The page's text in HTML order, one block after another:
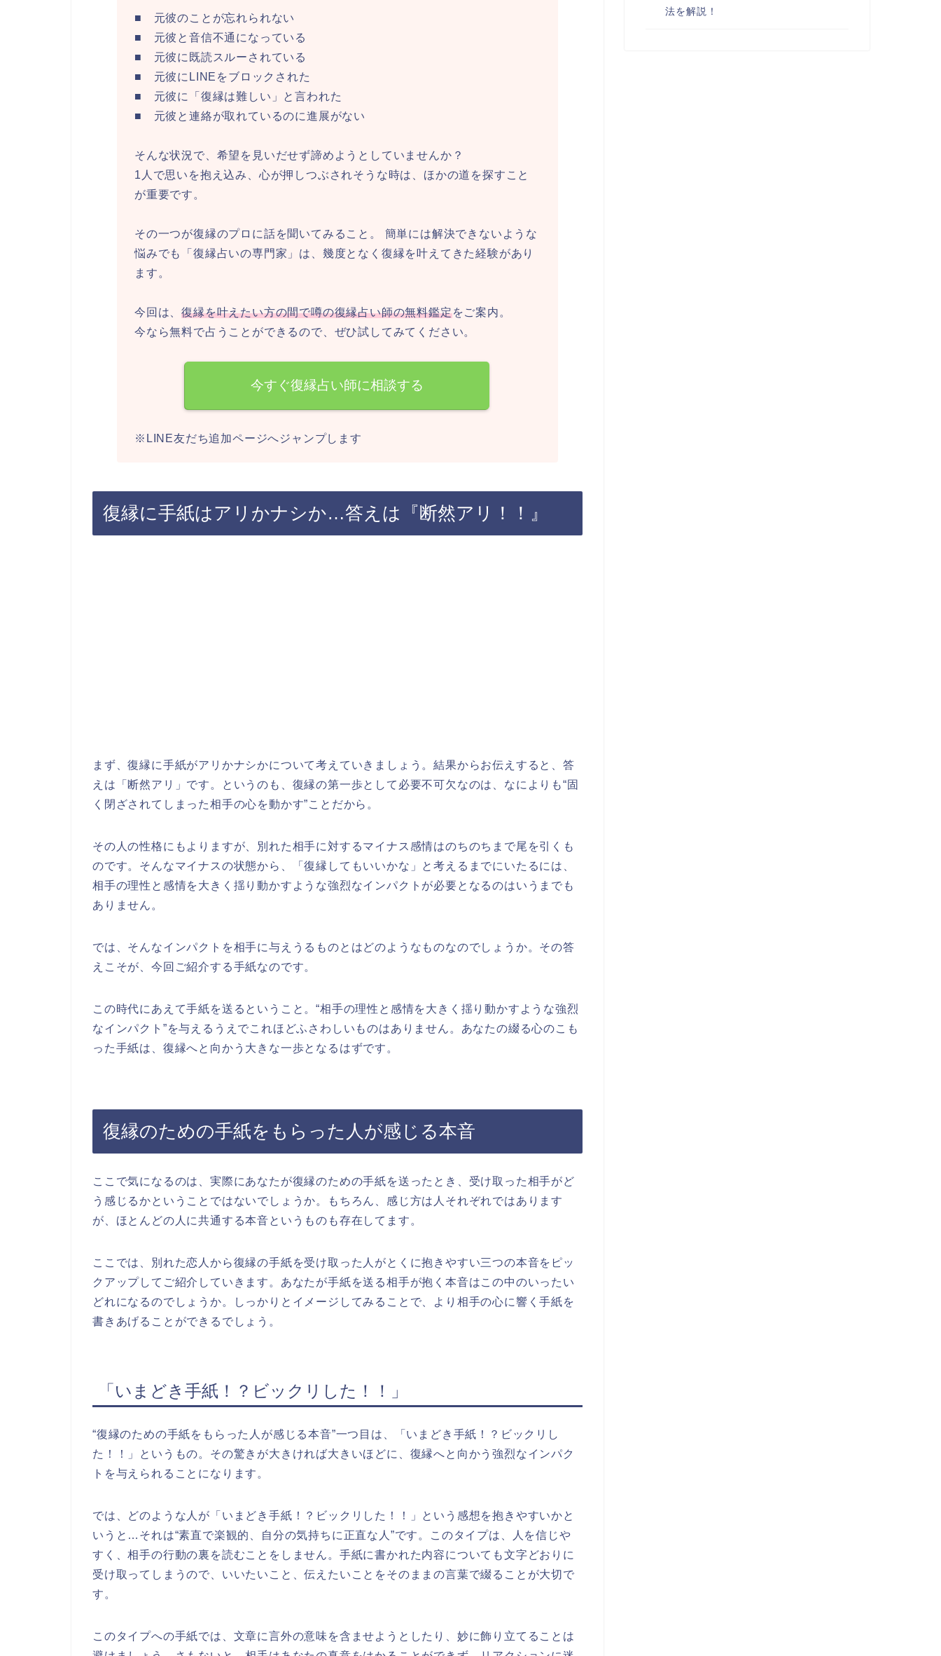
■ 元彼のことが忘れられない
■ 元彼と音信不通になっている
■ 元彼に既読スルーされている
■ 元彼にLINEをブロックされた
■ 元彼に「復縁は難しい」と言われた
■ 元彼と連絡が取れているのに進展がない
そんな状況で、希望を見いだせず諦めようとしていませんか？
1人で思いを抱え込み、心が押しつぶされそうな時は、ほかの道を探すこと
が重要です。
その一つが復縁のプロに話を聞いてみること。 簡単には解決できないような
悩みでも「復縁占いの専門家」は、幾度となく復縁を叶えてきた経験があり
ます。
今回は、復縁を叶えたい方の間で噂の復縁占い師の無料鑑定をご案内。
今なら無料で占うことができるので、ぜひ試してみてください。
今すぐ復縁占い師に相談する
※LINE友だち追加ページへジャンプします
復縁に手紙はアリかナシか…答えは『断然アリ！！』
まず、復縁に手紙がアリかナシかについて考えていきましょう。結果からお伝えすると、答
えは「断然アリ」です。というのも、復縁の第一歩として必要不可欠なのは、なによりも“固
く閉ざされてしまった相手の心を動かす”ことだから。
その人の性格にもよりますが、別れた相手に対するマイナス感情はのちのちまで尾を引くも
のです。そんなマイナスの状態から、「復縁してもいいかな」と考えるまでにいたるには、
相手の理性と感情を大きく揺り動かすような強烈なインパクトが必要となるのはいうまでも
ありません。
では、そんなインパクトを相手に与えうるものとはどのようなものなのでしょうか。その答
えこそが、今回ご紹介する手紙なのです。
この時代にあえて手紙を送るということ。“相手の理性と感情を大きく揺り動かすような強烈
なインパクト”を与えるうえでこれほどふさわしいものはありません。あなたの綴る心のこも
った手紙は、復縁へと向かう大きな一歩となるはずです。
復縁のための手紙をもらった人が感じる本音
ここで気になるのは、実際にあなたが復縁のための手紙を送ったとき、受け取った相手がど
う感じるかということではないでしょうか。もちろん、感じ方は人それぞれではあります
が、ほとんどの人に共通する本音というものも存在してます。
ここでは、別れた恋人から復縁の手紙を受け取った人がとくに抱きやすい三つの本音をピッ
クアップしてご紹介していきます。あなたが手紙を送る相手が抱く本音はこの中のいったい
どれになるのでしょうか。しっかりとイメージしてみることで、より相手の心に響く手紙を
書きあげることができるでしょう。
「いまどき手紙！？ビックリした！！」
“復縁のための手紙をもらった人が感じる本音”一つ目は、「いまどき手紙！？ビックリし
た！！」というもの。その驚きが大きければ大きいほどに、復縁へと向かう強烈なインパク
トを与えられることになります。
では、どのような人が「いまどき手紙！？ビックリした！！」という感想を抱きやすいかと
いうと…それは“素直で楽観的、自分の気持ちに正直な人”です。このタイプは、人を信じや
すく、相手の行動の裏を読むことをしません。手紙に書かれた内容についても文字どおりに
受け取ってしまうので、いいたいこと、伝えたいことをそのままの言葉で綴ることが大切で
す。
このタイプへの手紙では、文章に言外の意味を含ませようとしたり、妙に飾り立てることは
法を解説！